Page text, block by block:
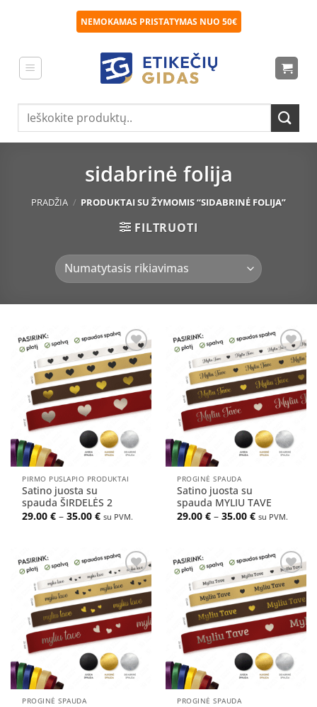
NEMOKAMAS PRISTATYMAS NUO 50€
Ieškoti:
sidabrinė folija
PRADŽIA / PRODUKTAI SU ŽYMOMIS “SIDABRINĖ FOLIJA”
FILTRUOTI
Pridėti
į norų
sąrašą
PIRMO PUSLAPIO PRODUKTAI
Satino juosta su
spauda ŠIRDELĖS 2
29.00€ – 35.00€Price
range:
35.00 €
su PVM.
Pridėti
į norų
sąrašą
PROGINĖ SPAUDA
Satino juosta su
spauda MYLIU TAVE
29.00€ – 35.00€Price
range:
35.00 €
su PVM.
Pridėti
į norų
sąrašą
PROGINĖ SPAUDA
Pridėti
į norų
sąrašą
PROGINĖ SPAUDA